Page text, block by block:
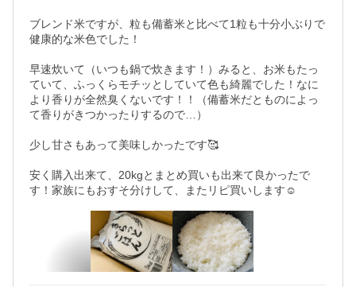
ブレンド米ですが、粒も備蓄米と比べて1粒も十分小ぶりで
健康的な米色でした！
早速炊いて（いつも鍋で炊きます！）みると、お米もたっ
ていて、ふっくらモチッとしていて色も綺麗でした！なに
より香りが全然臭くないです！！（備蓄米だとものによっ
て香りがきつかったりするので…）
少し甘さもあって美味しかったです🥰
安く購入出来て、20kgとまとめ買いも出来て良かったで
す！家族にもおすそ分けして、またリピ買いします☺️